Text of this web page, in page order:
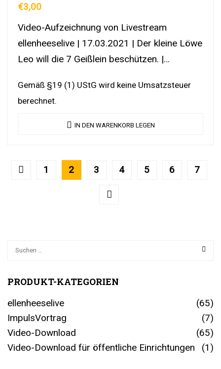
€3,00
Video-Aufzeichnung von Livestream
ellenheeselive | 17.03.2021 | Der kleine Löwe
Leo will die 7 Geißlein beschützen. |
Gemäß §19 (1) UStG wird keine Umsatzsteuer
berechnet.
IN DEN WARENKORB LEGEN
1 2 3 4 5 6 7
PRODUKT-KATEGORIEN
ellenheeselive
(65)
ImpulsVortrag
(7)
Video-Download
(65)
Video-Download für öffentliche Einrichtungen
(1)